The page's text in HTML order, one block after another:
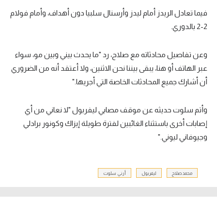
فيما تعادل الريدز أمام ليدز وأرسنال سلبيا دون أهداف، وأمام فولام
2-2 بالدوري.
وعن تفاصيل محادثاته مع صلاح، رد "ما يحدث بيني وبين مو، سواء
عبر الهاتف أو هنا، يبقى بيننا نحن الاثنين، ولا أعتقد أنه من الضروري
أن أشارك جميع المحادثات الخاصة التي أجريها."
وأتم سلوت حديثه عن موقف مصابي ليفربول "لا نعاني من أي
إصابات أخرى باستثناء الغائبين لفترة طويلة إيزاك وكونور برادلي
وجيوفاني ليوني."
محمد صلاح ليفربول أرني سلوت